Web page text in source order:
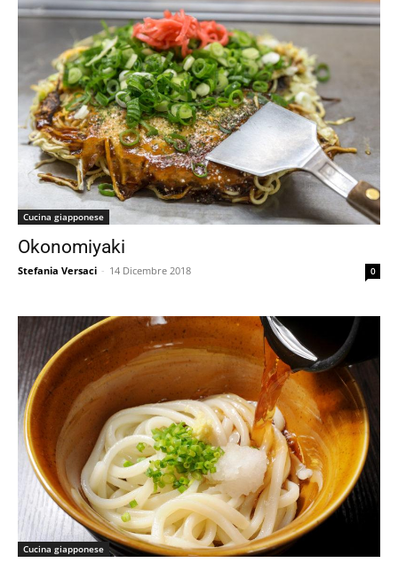
Cucina giapponese
Okonomiyaki
Stefania Versaci - 14 Dicembre 2018 0
Cucina giapponese